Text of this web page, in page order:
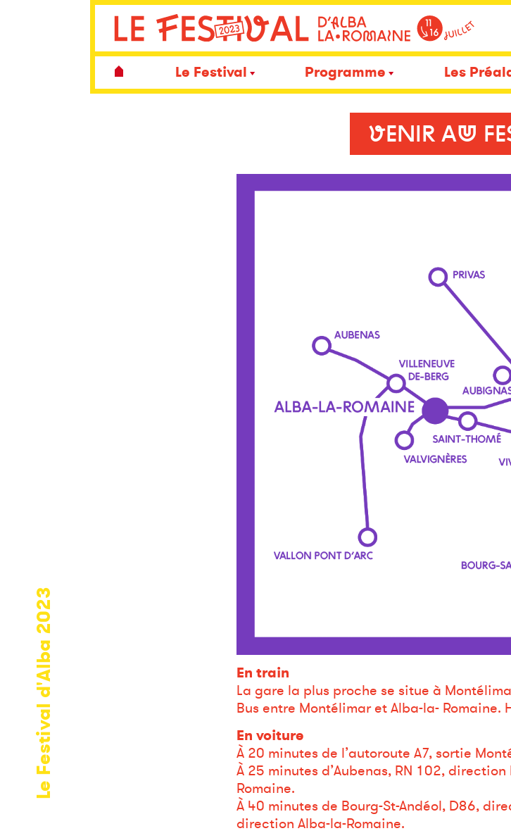
Le Festival Programme Les
Le Festival d'Alba 2023
VENIR AU
En train
La gare la plus proche se situe à
Bus entre Montélimar et Alba-la- Romaine.
En voiture
À 20 minutes de l’autoroute A7, sortie
À 25 minutes d’Aubenas, RN 102,
Romaine.
À 40 minutes de Bourg-St-Andéol, D86,
direction Alba-la-Romaine.